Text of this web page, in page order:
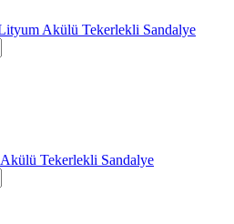
Akülü Tekerlekli Sandalye
Tekerlekli Sandalye